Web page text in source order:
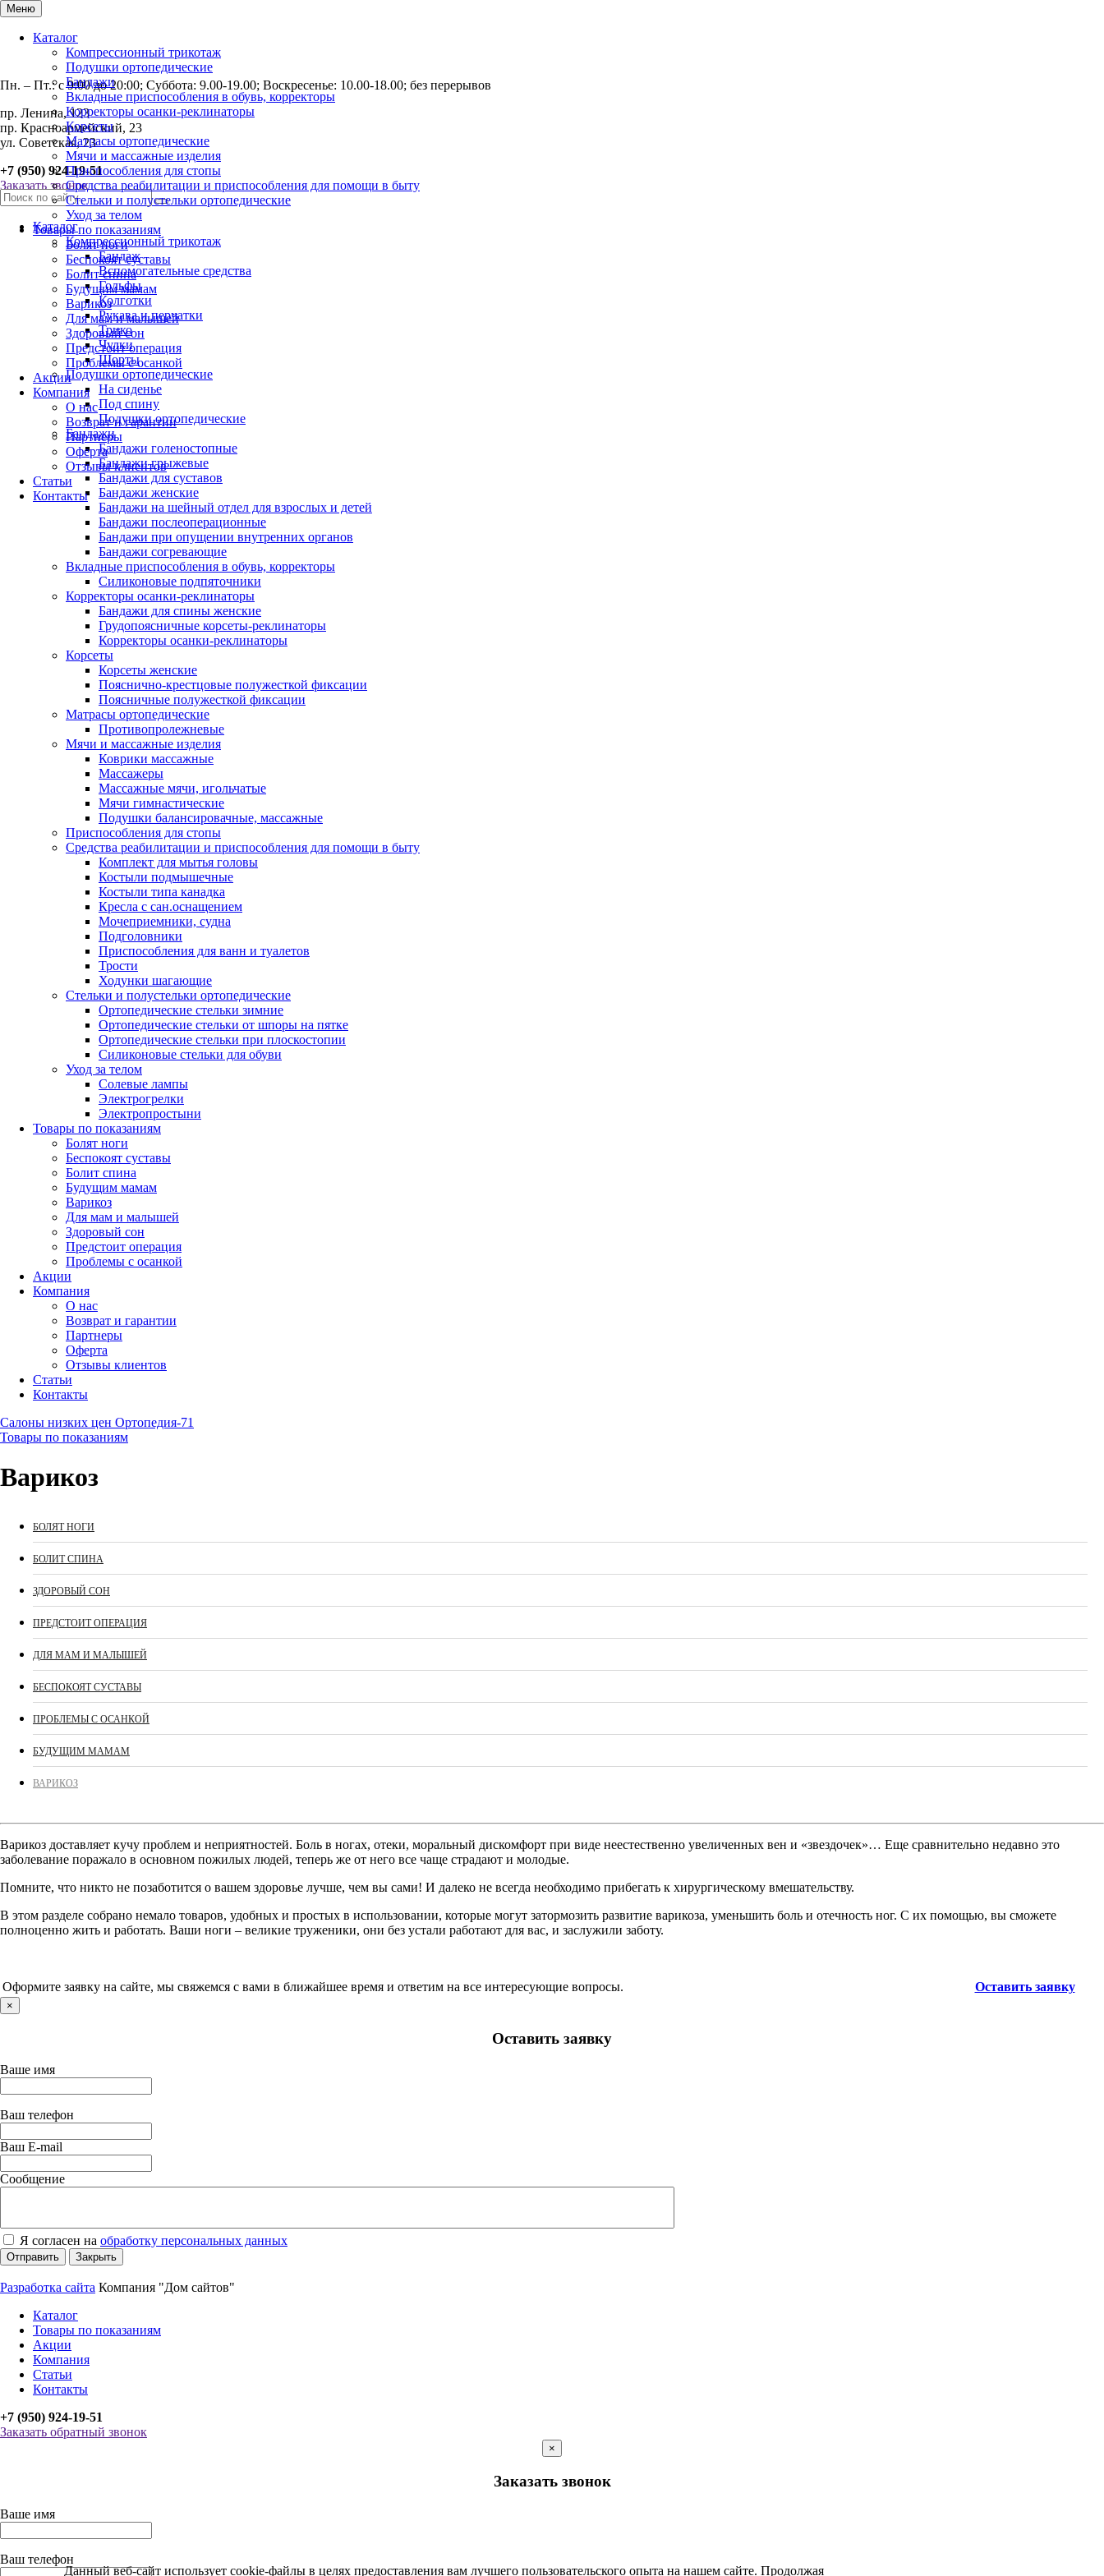
Меню
Каталог
Компрессионный трикотаж
Подушки ортопедические
Бандажи
Вкладные приспособления в обувь, корректоры
Корректоры осанки-реклинаторы
Корсеты
Матрасы ортопедические
Мячи и массажные изделия
Приспособления для стопы
Средства реабилитации и приспособления для помощи в быту
Стельки и полустельки ортопедические
Уход за телом
Товары по показаниям
Болят ноги
Беспокоят суставы
Болит спина
Будущим мамам
Варикоз
Для мам и малышей
Здоровый сон
Предстоит операция
Проблемы с осанкой
Акции
Компания
О нас
Возврат и гарантии
Партнеры
Оферта
Отзывы клиентов
Статьи
Контакты
Пн. – Пт.: с 9:00 до 20:00; Суббота: 9.00-19.00; Воскресенье: 10.00-18.00; без перерывов
пр. Ленина, 123
пр. Красноармейский, 23
ул. Советская, 23
+7 (950) 924-19-51
Заказать звонок
Каталог
Компрессионный трикотаж
Бандаж
Вспомогательные средства
Гольфы
Колготки
Рукава и перчатки
Трико
Чулки
Шорты
Подушки ортопедические
На сиденье
Под спину
Подушки ортопедические
Бандажи
Бандажи голеностопные
Бандажи грыжевые
Бандажи для суставов
Бандажи женские
Бандажи на шейный отдел для взрослых и детей
Бандажи послеоперационные
Бандажи при опущении внутренних органов
Бандажи согревающие
Вкладные приспособления в обувь, корректоры
Силиконовые подпяточники
Корректоры осанки-реклинаторы
Бандажи для спины женские
Грудопоясничные корсеты-реклинаторы
Корректоры осанки-реклинаторы
Корсеты
Корсеты женские
Пояснично-крестцовые полужесткой фиксации
Поясничные полужесткой фиксации
Матрасы ортопедические
Противопролежневые
Мячи и массажные изделия
Коврики массажные
Массажеры
Массажные мячи, игольчатые
Мячи гимнастические
Подушки балансировачные, массажные
Приспособления для стопы
Средства реабилитации и приспособления для помощи в быту
Комплект для мытья головы
Костыли подмышечные
Костыли типа канадка
Кресла с сан.оснащением
Мочеприемники, судна
Подголовники
Приспособления для ванн и туалетов
Трости
Ходунки шагающие
Стельки и полустельки ортопедические
Ортопедические стельки зимние
Ортопедические стельки от шпоры на пятке
Ортопедические стельки при плоскостопии
Силиконовые стельки для обуви
Уход за телом
Солевые лампы
Электрогрелки
Электропростыни
Товары по показаниям
Болят ноги
Беспокоят суставы
Болит спина
Будущим мамам
Варикоз
Для мам и малышей
Здоровый сон
Предстоит операция
Проблемы с осанкой
Акции
Компания
О нас
Возврат и гарантии
Партнеры
Оферта
Отзывы клиентов
Статьи
Контакты
Салоны низких цен Ортопедия-71
Товары по показаниям
Варикоз
БОЛЯТ НОГИ
БОЛИТ СПИНА
ЗДОРОВЫЙ СОН
ПРЕДСТОИТ ОПЕРАЦИЯ
ДЛЯ МАМ И МАЛЫШЕЙ
БЕСПОКОЯТ СУСТАВЫ
ПРОБЛЕМЫ С ОСАНКОЙ
БУДУЩИМ МАМАМ
ВАРИКОЗ
Варикоз доставляет кучу проблем и неприятностей. Боль в ногах, отеки, моральный дискомфорт при виде неестественно увеличенных вен и «звездочек»… Еще сравнительно недавно это
заболевание поражало в основном пожилых людей, теперь же от него все чаще страдают и молодые.
Помните, что никто не позаботится о вашем здоровье лучше, чем вы сами! И далеко не всегда необходимо прибегать к хирургическому вмешательству.
В этом разделе собрано немало товаров, удобных и простых в использовании, которые могут затормозить развитие варикоза, уменьшить боль и отечность ног. С их помощью, вы сможете
полноценно жить и работать. Ваши ноги – великие труженики, они без устали работают для вас, и заслужили заботу.
Оформите заявку на сайте, мы свяжемся с вами в ближайшее время и ответим на все интересующие вопросы. Оставить заявку
×
Оставить заявку
Ваше имя
Ваш телефон
Ваш E-mail
Сообщение
Я согласен на обработку персональных данных
Отправить Закрыть
Разработка сайта Компания "Дом сайтов"
Каталог
Товары по показаниям
Акции
Компания
Статьи
Контакты
+7 (950) 924-19-51
Заказать обратный звонок
×
Заказать звонок
Ваше имя
Ваш телефон
Данный веб-сайт использует cookie-файлы в целях предоставления вам лучшего пользовательского опыта на нашем сайте. Продолжая